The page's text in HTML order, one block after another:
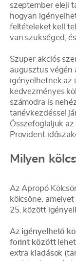
szeptember eleji
hogyan
feltételeket kell
van szükséged,
Szuper akciós
augusztus végén
igényelhetnek az
kedvezményes
számodra is
tanévkezdéssel
Összefoglaljuk
Provident
Milyen
Az Apropó
kölcsöne,
25. között
Az igényelhető
forint között
extra kiadások